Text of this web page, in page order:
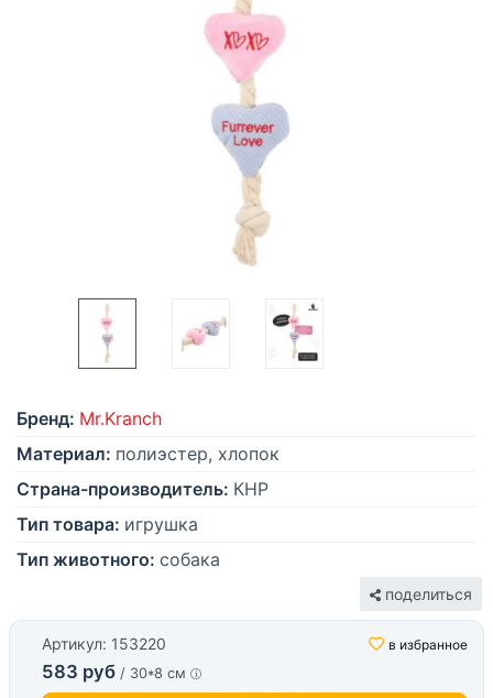
Бренд: Mr.Kranch
Материал: полиэстер, хлопок
Страна-производитель: КНР
Тип товара: игрушка
Тип животного: собака
поделиться
Артикул: 153220 в избранное
583 руб / 30*8 см